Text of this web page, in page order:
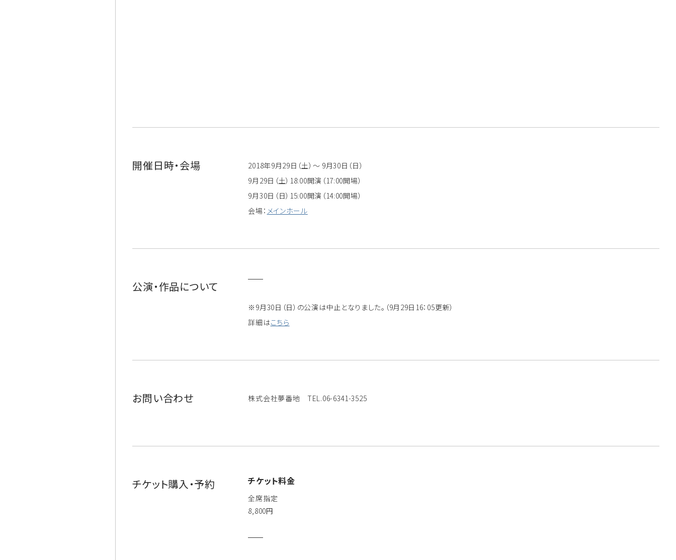
開催日時・会場
2018年9月29日（土）～ 9月30日（日）
9月29日（土）18:00開演（17:00開場）
9月30日（日）15:00開演（14:00開場）
会場： メインホール
公演・作品について
※9月30日（日）の公演は中止となりました。（9月29日16：05更新）
詳細はこちら
お問い合わせ 株式会社夢番地 TEL.06-6341-3525
チケット購入・予約 チケット料金
全席指定
8,800円